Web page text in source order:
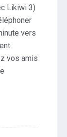
Likiwi 3)
vers
vos amis